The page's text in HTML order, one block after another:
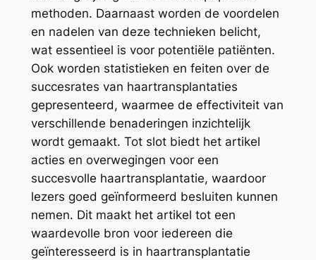
methoden. Daarnaast worden de voordelen
en nadelen van deze technieken belicht,
wat essentieel is voor potentiële patiënten.
Ook worden statistieken en feiten over de
succesrates van haartransplantaties
gepresenteerd, waarmee de effectiviteit van
verschillende benaderingen inzichtelijk
wordt gemaakt. Tot slot biedt het artikel
acties en overwegingen voor een
succesvolle haartransplantatie, waardoor
lezers goed geïnformeerd besluiten kunnen
nemen. Dit maakt het artikel tot een
waardevolle bron voor iedereen die
geïnteresseerd is in haartransplantatie